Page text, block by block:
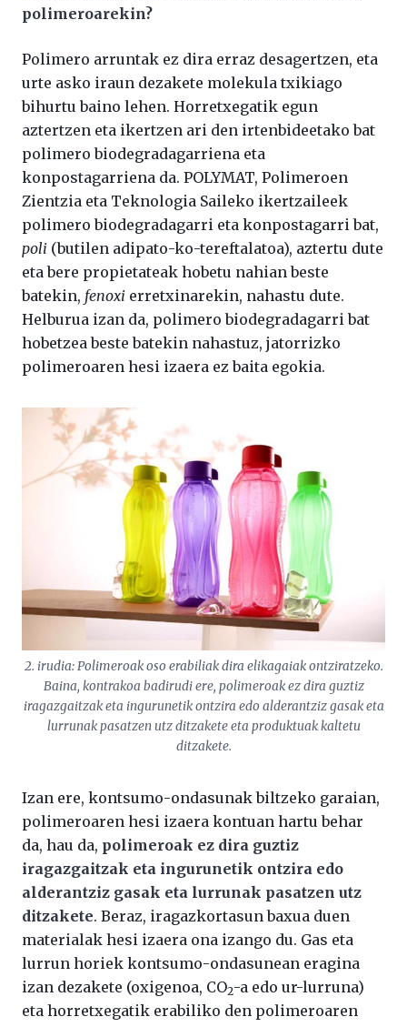
polimeroarekin?
Polimero arruntak ez dira erraz desagertzen, eta
urte asko iraun dezakete molekula txikiago
bihurtu baino lehen. Horretxegatik egun
aztertzen eta ikertzen ari den irtenbideetako bat
polimero biodegradagarriena eta
konpostagarriena da. POLYMAT, Polimeroen
Zientzia eta Teknologia Saileko ikertzaileek
polimero biodegradagarri eta konpostagarri bat,
poli (butilen adipato-ko-tereftalatoa), aztertu dute
eta bere propietateak hobetu nahian beste
batekin, fenoxi erretxinarekin, nahastu dute.
Helburua izan da, polimero biodegradagarri bat
hobetzea beste batekin nahastuz, jatorrizko
polimeroaren hesi izaera ez baita egokia.
2. irudia: Polimeroak oso erabiliak dira elikagaiak ontziratzeko.
Baina, kontrakoa badirudi ere, polimeroak ez dira guztiz
iragazgaitzak eta ingurunetik ontzira edo alderantziz gasak eta
lurrunak pasatzen utz ditzakete eta produktuak kaltetu
ditzakete.
Izan ere, kontsumo-ondasunak biltzeko garaian,
polimeroaren hesi izaera kontuan hartu behar
da, hau da, polimeroak ez dira guztiz
iragazgaitzak eta ingurunetik ontzira edo
alderantziz gasak eta lurrunak pasatzen utz
ditzakete. Beraz, iragazkortasun baxua duen
materialak hesi izaera ona izango du. Gas eta
lurrun horiek kontsumo-ondasunean eragina
izan dezakete (oxigenoa, CO2-a edo ur-lurruna)
eta horretxegatik erabiliko den polimeroaren